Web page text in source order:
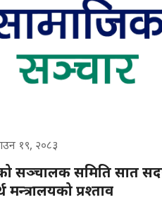
१९, २०८३
सञ्चालक समिति सात
मन्त्रालयको प्रश्ताव